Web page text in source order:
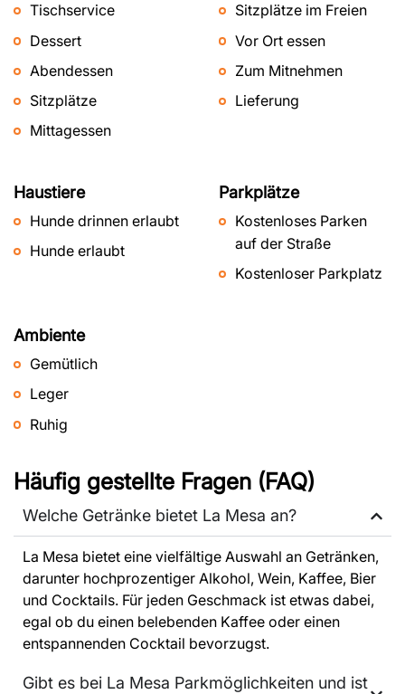
Tischservice
Dessert
Abendessen
Sitzplätze
Mittagessen
Sitzplätze im Freien
Vor Ort essen
Zum Mitnehmen
Lieferung
Haustiere
Hunde drinnen erlaubt
Hunde erlaubt
Parkplätze
Kostenloses Parken
auf der Straße
Kostenloser Parkplatz
Ambiente
Gemütlich
Leger
Ruhig
Häufig gestellte Fragen (FAQ)
Welche Getränke bietet La Mesa an?
La Mesa bietet eine vielfältige Auswahl an Getränken,
darunter hochprozentiger Alkohol, Wein, Kaffee, Bier
und Cocktails. Für jeden Geschmack ist etwas dabei,
egal ob du einen belebenden Kaffee oder einen
entspannenden Cocktail bevorzugst.
Gibt es bei La Mesa Parkmöglichkeiten und ist